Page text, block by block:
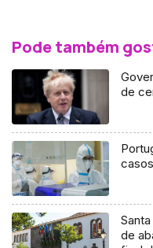
Pode também
de
casos
de